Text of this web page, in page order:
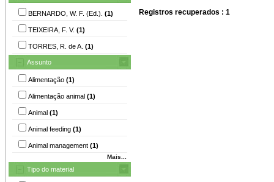
BERNARDO, W. F. (Ed.). (1)
TEIXEIRA, F. V. (1)
TORRES, R. de A. (1)
Assunto
Alimentação (1)
Alimentação animal (1)
Animal (1)
Animal feeding (1)
Animal management (1)
Mais...
Tipo do material
Registros recuperados : 1